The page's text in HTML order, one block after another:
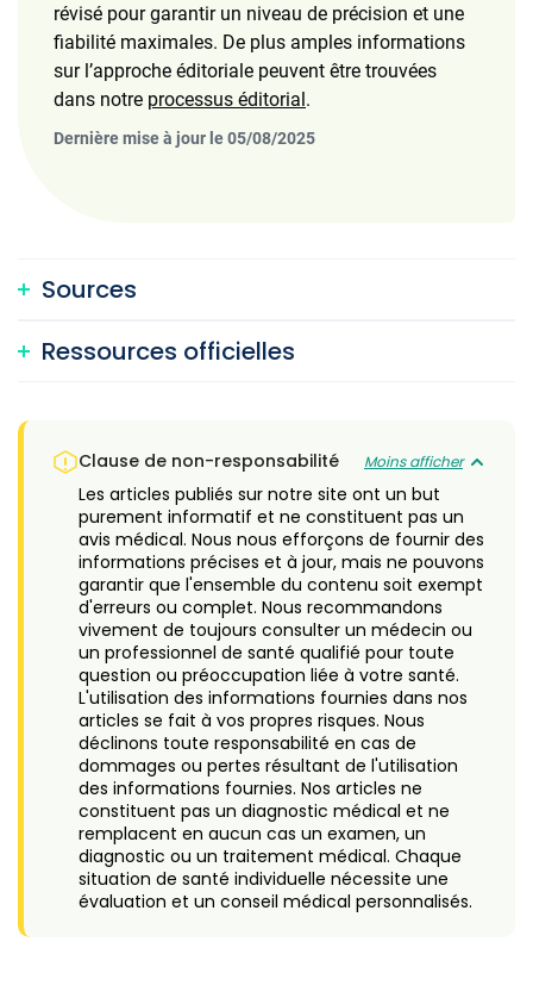
révisé pour garantir un niveau de précision et une
fiabilité maximales. De plus amples informations
sur l’approche éditoriale peuvent être trouvées
dans notre processus éditorial.
Dernière mise à jour le 05/08/2025
Sources
Ressources officielles
Clause de non-responsabilité Moins afficher
Les articles publiés sur notre site ont un but
purement informatif et ne constituent pas un
avis médical. Nous nous efforçons de fournir des
informations précises et à jour, mais ne pouvons
garantir que l'ensemble du contenu soit exempt
d'erreurs ou complet. Nous recommandons
vivement de toujours consulter un médecin ou
un professionnel de santé qualifié pour toute
question ou préoccupation liée à votre santé.
L'utilisation des informations fournies dans nos
articles se fait à vos propres risques. Nous
déclinons toute responsabilité en cas de
dommages ou pertes résultant de l'utilisation
des informations fournies. Nos articles ne
constituent pas un diagnostic médical et ne
remplacent en aucun cas un examen, un
diagnostic ou un traitement médical. Chaque
situation de santé individuelle nécessite une
évaluation et un conseil médical personnalisés.